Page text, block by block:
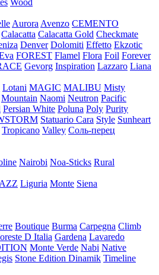
Wood
Aurora Avenzo CEMENTO
Calacatta Calacatta Gold Checkmate
Denver Dolomiti Effetto Ekzotic
FOREST Flamel Flora Foil Forever
Gevorg Inspiration Lazzaro Liana
Lotani MAGIC MALIBU Misty
Mountain Naomi Neutron Pacific
Persian White Poluna Poly Purity
Statuario Cara Style Sunheart
Tropicano Valley Соль-перец
Nairobi Noa-Sticks Rural
Liguria Monte Siena
Boutique Burma Carpegna Climb
D Italia Gardena Lavaredo
Monte Verde Nabi Native
Stone Edition Dinamik Timeline